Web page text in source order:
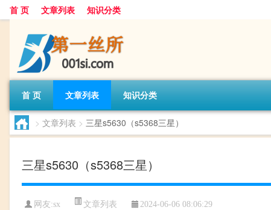
首 页 文章列表 知识分类
首 页 文章列表 知识分类
> 文章列表 > 三星s5630（s5368三星）
三星s5630（s5368三星）
网友:sx 文章列表 2024-06-06 08:06:29